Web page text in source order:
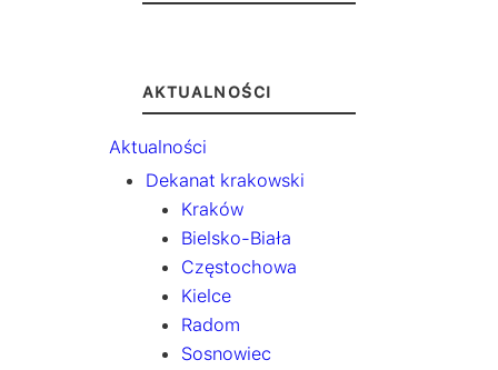
AKTUALNOŚCI
Aktualności
Dekanat krakowski
Kraków
Bielsko-Biała
Częstochowa
Kielce
Radom
Sosnowiec